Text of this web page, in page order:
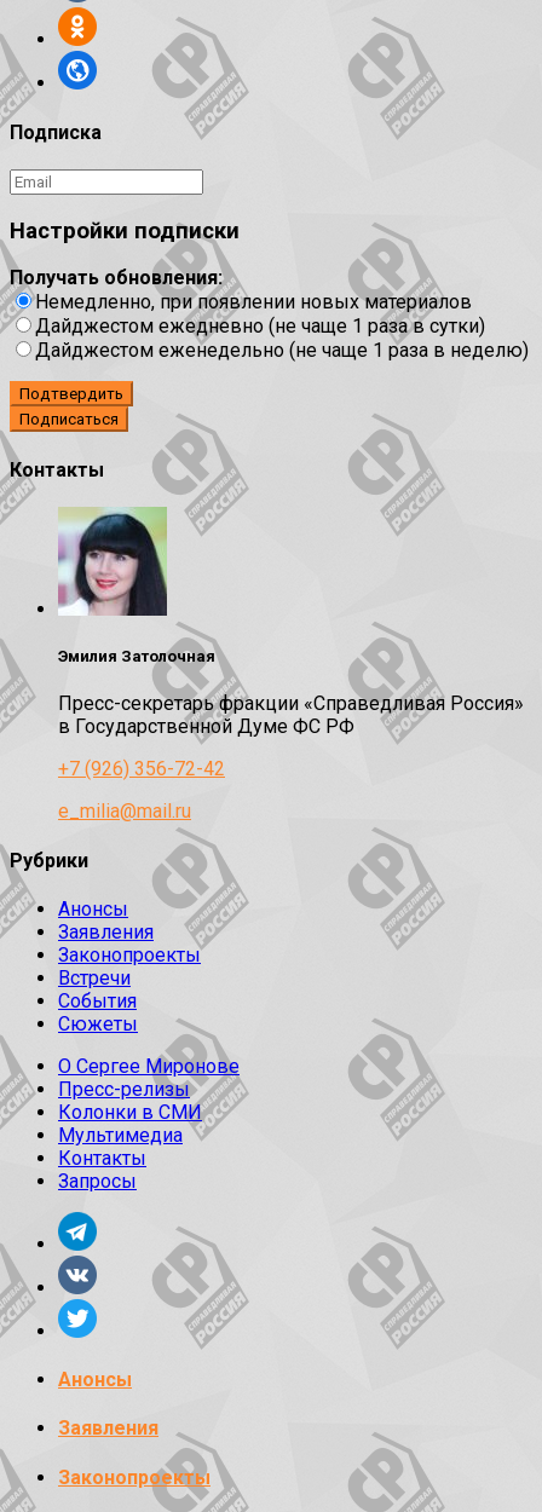
Подписка
Настройки подписки
Получать обновления:
Немедленно, при появлении новых материалов
Дайджестом ежедневно (не чаще 1 раза в сутки)
Дайджестом еженедельно (не чаще 1 раза в неделю)
Подтвердить
Контакты
Эмилия Затолочная
Пресс-секретарь фракции «Справедливая Россия»
в Государственной Думе ФС РФ
+7 (926) 356-72-42
e_milia@mail.ru
Рубрики
Анонсы
Заявления
Законопроекты
Встречи
События
Сюжеты
О Сергее Миронове
Пресс-релизы
Колонки в СМИ
Мультимедиа
Контакты
Запросы
Анонсы
Заявления
Законопроекты